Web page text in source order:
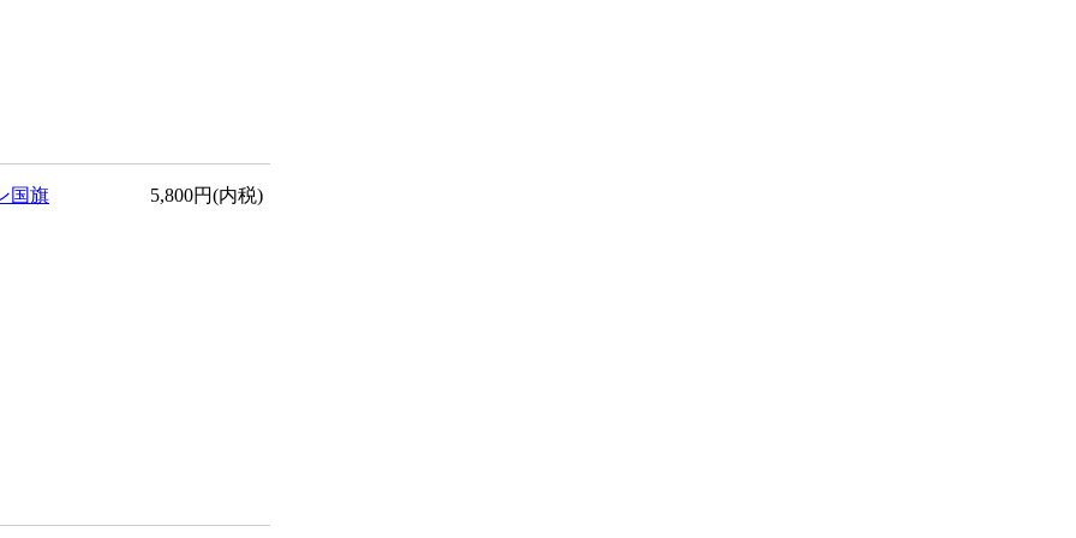
国旗 5,800円(内税)